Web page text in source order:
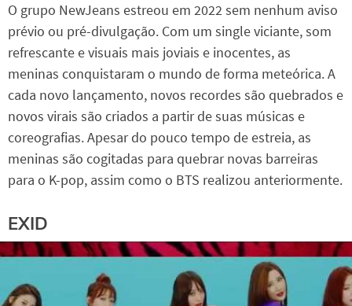
O grupo NewJeans estreou em 2022 sem nenhum aviso
prévio ou pré-divulgação. Com um single viciante, som
refrescante e visuais mais joviais e inocentes, as
meninas conquistaram o mundo de forma meteórica. A
cada novo lançamento, novos recordes são quebrados e
novos virais são criados a partir de suas músicas e
coreografias. Apesar do pouco tempo de estreia, as
meninas são cogitadas para quebrar novas barreiras
para o K-pop, assim como o BTS realizou anteriormente.
EXID